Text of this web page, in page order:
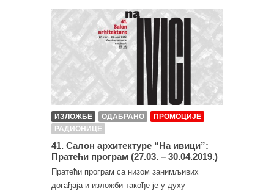
ИЗЛОЖБЕ ОДАБРАНО
ПРОМОЦИЈЕ
РАДИОНИЦЕ
41. Салон архитектуре “На ивици”:
Пратећи програм (27.03. – 30.04.2019.)
Пратећи програм са низом занимљивих
догађаја и изложби такође је у духу